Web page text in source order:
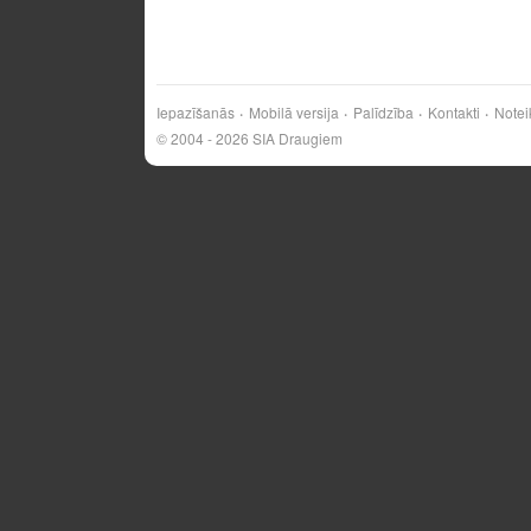
Iepazīšanās Mobilā versija Palīdzība Kontakti
© 2004 - 2026 SIA Draugiem